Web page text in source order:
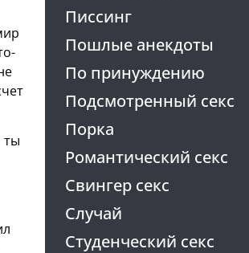
Писсинг
Пошлые анекдоты
По принуждению
Подсмотренный секс
Порка
Романтический секс
Свингер секс
Случай
Студенческий секс
ты